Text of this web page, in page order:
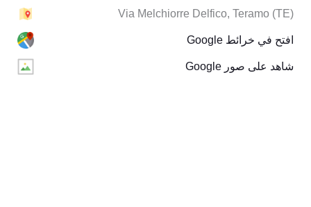
Via Melchiorre Delfico, Teramo (TE)
افتح في خرائط Google
شاهد على صور Google